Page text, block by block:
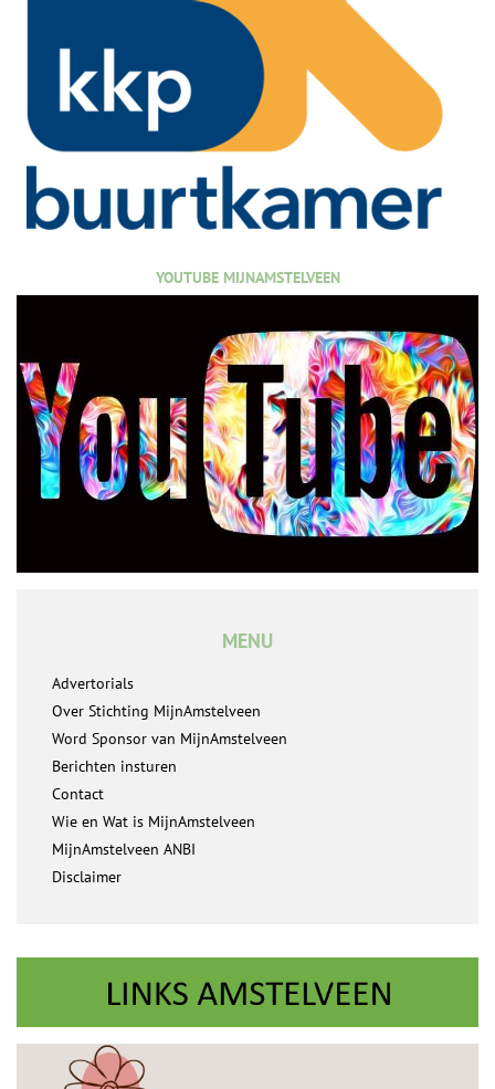
YOUTUBE MIJNAMSTELVEEN
MENU
Advertorials
Over Stichting MijnAmstelveen
Word Sponsor van MijnAmstelveen
Berichten insturen
Contact
Wie en Wat is MijnAmstelveen
MijnAmstelveen ANBI
Disclaimer